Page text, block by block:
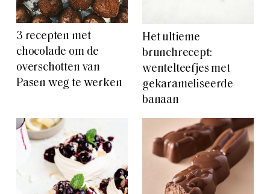
3 recepten met
chocolade om de
overschotten van
Pasen weg te werken
Het ultieme
brunchrecept:
wentelteefjes met
gekarameliseerde
banaan